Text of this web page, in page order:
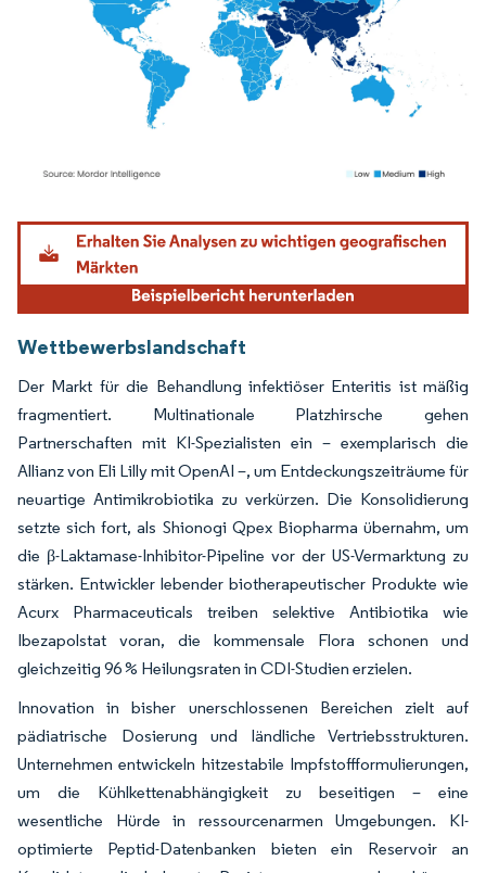
Bild © Mordor Intelligence. Wiederverwendung erfordert Namensnennung gemäß
Wettbewerbslandschaft
Der Markt für die Behandlung infektiöser Enteritis ist mäßig
fragmentiert. Multinationale Platzhirsche gehen
Partnerschaften mit KI-Spezialisten ein – exemplarisch die
Allianz von Eli Lilly mit OpenAI –, um Entdeckungszeiträume für
neuartige Antimikrobiotika zu verkürzen. Die Konsolidierung
setzte sich fort, als Shionogi Qpex Biopharma übernahm, um
die β-Laktamase-Inhibitor-Pipeline vor der US-Vermarktung zu
stärken. Entwickler lebender biotherapeutischer Produkte wie
Acurx Pharmaceuticals treiben selektive Antibiotika wie
Ibezapolstat voran, die kommensale Flora schonen und
gleichzeitig 96 % Heilungsraten in CDI-Studien erzielen.
Innovation in bisher unerschlossenen Bereichen zielt auf
pädiatrische Dosierung und ländliche Vertriebsstrukturen.
Unternehmen entwickeln hitzestabile Impfstoffformulierungen,
um die Kühlkettenabhängigkeit zu beseitigen – eine
wesentliche Hürde in ressourcenarmen Umgebungen. KI-
optimierte Peptid-Datenbanken bieten ein Reservoir an